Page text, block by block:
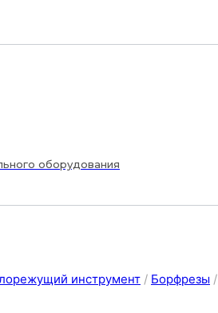
оборудования
инструмент / Борфрезы /